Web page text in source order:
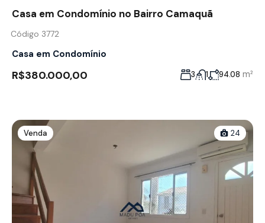
Casa em Condomínio no Bairro Camaquã
Código 3772
Casa em Condomínio
R$380.000,00 3 1 94.08 m²
Venda 24